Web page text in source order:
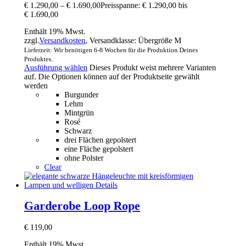
€ 1.290,00 – € 1.690,00Preisspanne: € 1.290,00 bis
€ 1.690,00
Enthält 19% Mwst.
zzgl.Versandkosten, Versandklasse: Übergröße M
Lieferzeit: Wir benötigen 6-8 Wochen für die Produktion Deines
Produktes.
Ausführung wählen Dieses Produkt weist mehrere Varianten
auf. Die Optionen können auf der Produktseite gewählt
werden
Burgunder
Lehm
Mintgrün
Rosé
Schwarz
drei Flächen gepolstert
eine Fläche gepolstert
ohne Polster
Clear
Garderobe Loop Rope
€ 119,00